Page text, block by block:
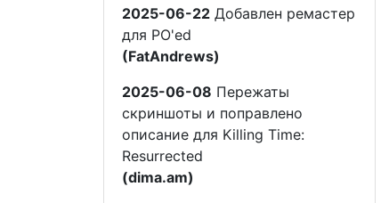
2025-06-22 Добавлен ремастер
для PO'ed
(FatAndrews)
2025-06-08 Пережаты
скриншоты и поправлено
описание для Killing Time:
Resurrected
(dima.am)